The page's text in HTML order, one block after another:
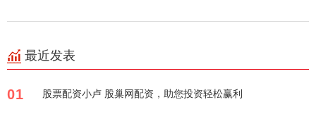
最近发表
01 股票配资小卢 股巢网配资，助您投资轻松赢利